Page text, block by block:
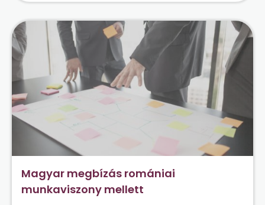
Magyar megbízás romániai
munkaviszony mellett